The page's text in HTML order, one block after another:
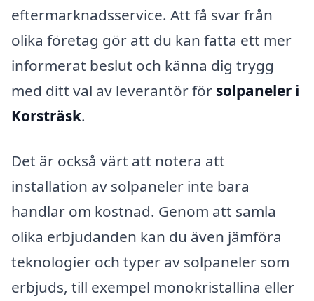
eftermarknadsservice. Att få svar från
olika företag gör att du kan fatta ett mer
informerat beslut och känna dig trygg
med ditt val av leverantör för solpaneler i
Korsträsk.
Det är också värt att notera att
installation av solpaneler inte bara
handlar om kostnad. Genom att samla
olika erbjudanden kan du även jämföra
teknologier och typer av solpaneler som
erbjuds, till exempel monokristallina eller